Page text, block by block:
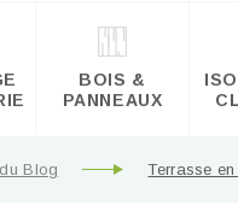
BOIS &
PANNEAUX
Blog Terrasse